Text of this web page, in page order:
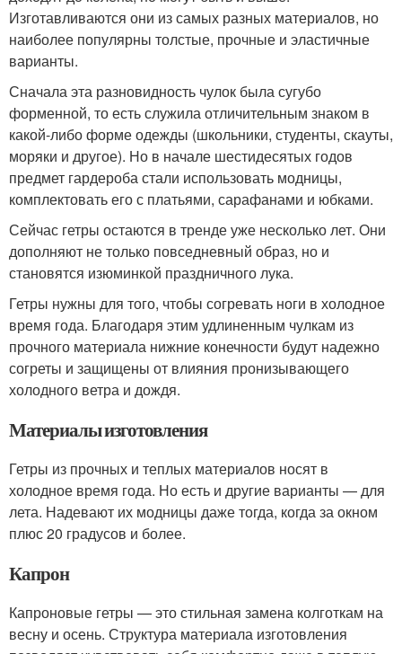
Изготавливаются они из самых разных материалов, но
наиболее популярны толстые, прочные и эластичные
варианты.
Сначала эта разновидность чулок была сугубо
форменной, то есть служила отличительным знаком в
какой-либо форме одежды (школьники, студенты, скауты,
моряки и другое). Но в начале шестидесятых годов
предмет гардероба стали использовать модницы,
комплектовать его с платьями, сарафанами и юбками.
Сейчас гетры остаются в тренде уже несколько лет. Они
дополняют не только повседневный образ, но и
становятся изюминкой праздничного лука.
Гетры нужны для того, чтобы согревать ноги в холодное
время года. Благодаря этим удлиненным чулкам из
прочного материала нижние конечности будут надежно
согреты и защищены от влияния пронизывающего
холодного ветра и дождя.
Материалы изготовления
Гетры из прочных и теплых материалов носят в
холодное время года. Но есть и другие варианты — для
лета. Надевают их модницы даже тогда, когда за окном
плюс 20 градусов и более.
Капрон
Капроновые гетры — это стильная замена колготкам на
весну и осень. Структура материала изготовления